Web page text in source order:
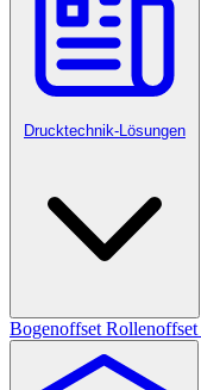
Drucktechnik-Lösungen
Bogenoffset Rollenoffset